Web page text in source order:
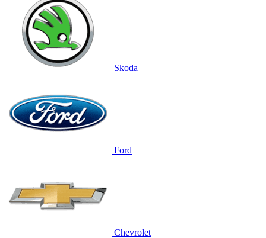
Skoda
Ford
Chevrolet